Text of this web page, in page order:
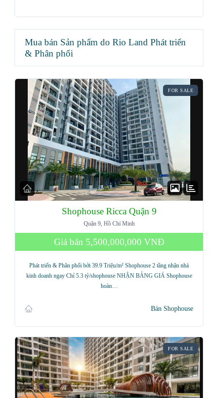
Mua bán Sản phẩm do Rio Land Phát triển
& Phân phối
FOR SALE
Shophouse Ricca Quận 9
Quận 9, Hồ Chí Minh
Giá bán 5,500,000,000 VNĐ
Phát triển & Phân phối bởi 39.9 Triệu/m² Shophouse 2 tầng nhận nhà
kinh doanh ngay Chỉ 5.3 tỷ/shophouse NHẬN BẢNG GIÁ Shophouse
hoàn…
Bán Shophouse
FOR SALE